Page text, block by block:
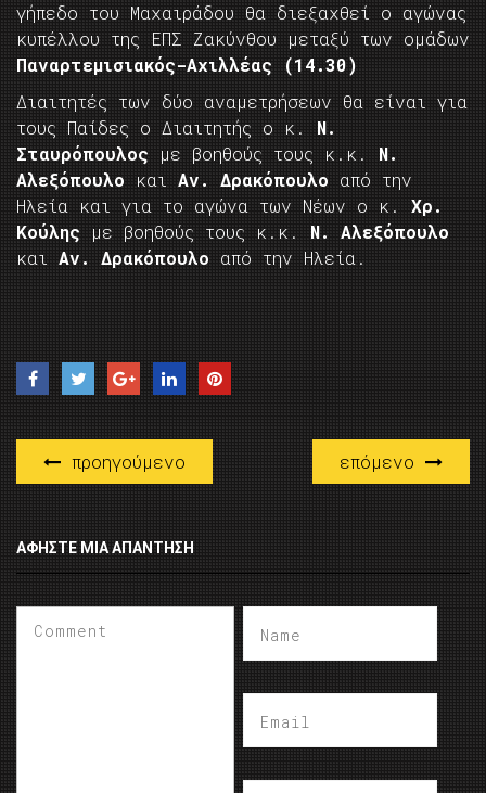
γήπεδο του Μαχαιράδου θα διεξαχθεί ο αγώνας
κυπέλλου της ΕΠΣ Ζακύνθου μεταξύ των ομάδων
Παναρτεμισιακός-Αχιλλέας (14.30)
Διαιτητές των δύο αναμετρήσεων θα είναι για
τους Παίδες ο Διαιτητής ο κ.
Ν.
Σταυρόπουλος με βοηθούς τους κ.κ. Ν.
Αλεξόπουλο και Αν. Δρακόπουλο από την
Ηλεία και για το αγώνα των Νέων ο κ. Χρ.
Κούλης με βοηθούς τους κ.κ. Ν. Αλεξόπουλο
και Αν. Δρακόπουλο από την Ηλεία.
προηγούμενο επόμενο
ΑΦΉΣΤΕ ΜΙΑ ΑΠΆΝΤΗΣΗ